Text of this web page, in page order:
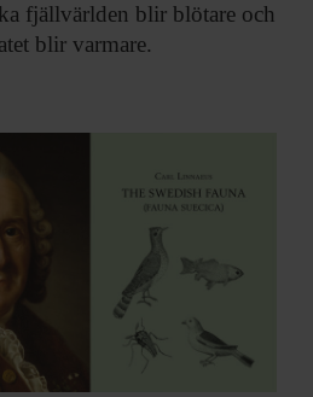
fjäll­världen blir blötare och
blir varmare.